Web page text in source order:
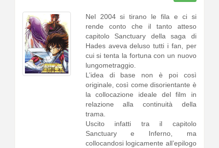
Nel 2004 si tirano le fila e ci si
rende conto che il tanto atteso
capitolo Sanctuary della saga di
Hades aveva deluso tutti i fan, per
cui si tenta la fortuna con un nuovo
lungometraggio.
L’idea di base non è poi così
originale, così come disorientante è
la collocazione ideale del film in
relazione alla continuità della
trama.
Uscito infatti tra il capitolo
Sanctuary e Inferno, ma
collocandosi logicamente all’epilogo